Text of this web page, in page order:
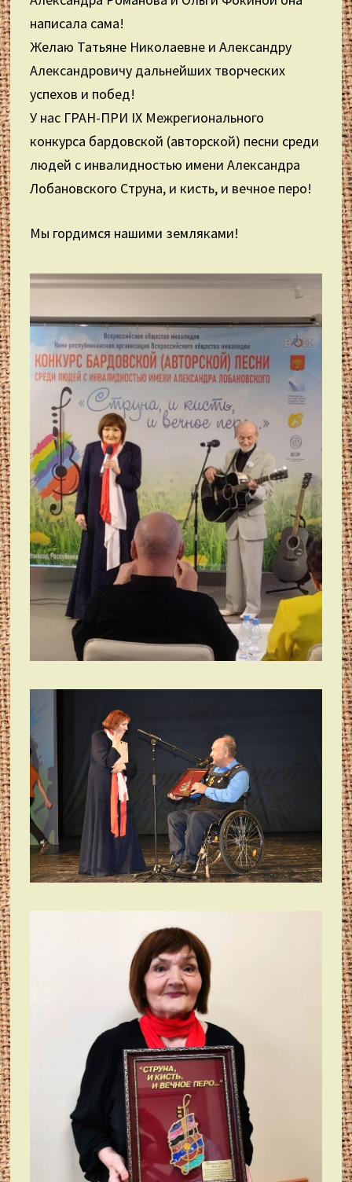
написала сама!
Желаю Татьяне Николаевне и Александру
Александровичу дальнейших творческих
успехов и побед!
У нас ГРАН-ПРИ IX Межрегионального
конкурса бардовской (авторской) песни среди
людей с инвалидностью имени Александра
Лобановского Струна, и кисть, и вечное перо!
Мы гордимся нашими земляками!